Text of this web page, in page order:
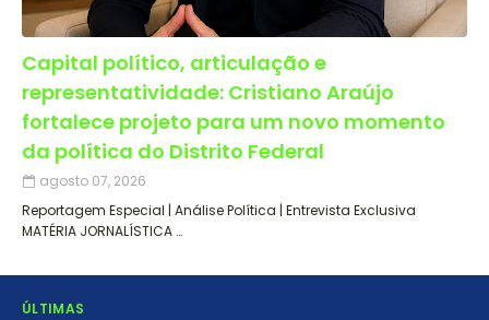
Capital político, articulação e
representatividade: Cristiano Araújo
fortalece projeto para um novo momento
da política do Distrito Federal
agosto 07, 2026
Reportagem Especial | Análise Política | Entrevista Exclusiva
MATÉRIA JORNALÍSTICA …
ÚLTIMAS